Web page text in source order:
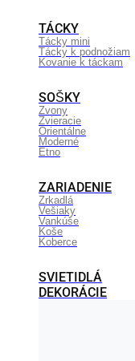
TÁCKY
Tácky mini
Tácky k podnožiam
Kovanie k táckam
SOŠKY
Zvony
Zvieracie
Orientálne
Moderné
Etno
ZARIADENIE
Zrkadlá
Vešiaky
Vankúše
Koše
Koberce
SVIETIDLÁ
DEKORÁCIE